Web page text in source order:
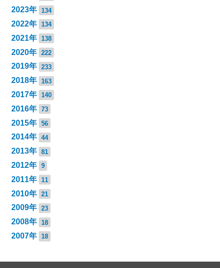
2023年 134
2022年 134
2021年 138
2020年 222
2019年 233
2018年 163
2017年 140
2016年 73
2015年 56
2014年 44
2013年 81
2012年 9
2011年 11
2010年 21
2009年 23
2008年 18
2007年 18